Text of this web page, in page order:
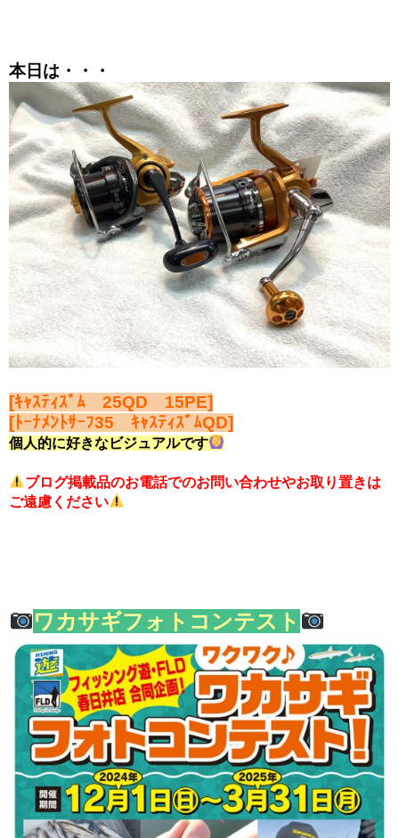
本日は・・・
[ｷｬｽﾃｨｽﾞﾑ 25QD 15PE]
[ﾄｰﾅﾒﾝﾄｻｰﾌ35 ｷｬｽﾃｨｽﾞﾑQD]
個人的に好きなビジュアルです
ブログ掲載品のお電話でのお問い合わせやお取り置きは
ご遠慮ください
ワカサギフォトコンテスト